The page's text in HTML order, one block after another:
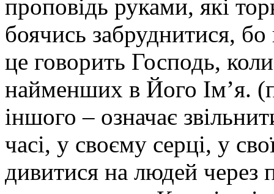
проповідь руками, які
боячись забруднитися,
це говорить Господь,
найменших в Його Ім’я.
іншого – означає
часі, у своєму серці, у
дивитися на людей